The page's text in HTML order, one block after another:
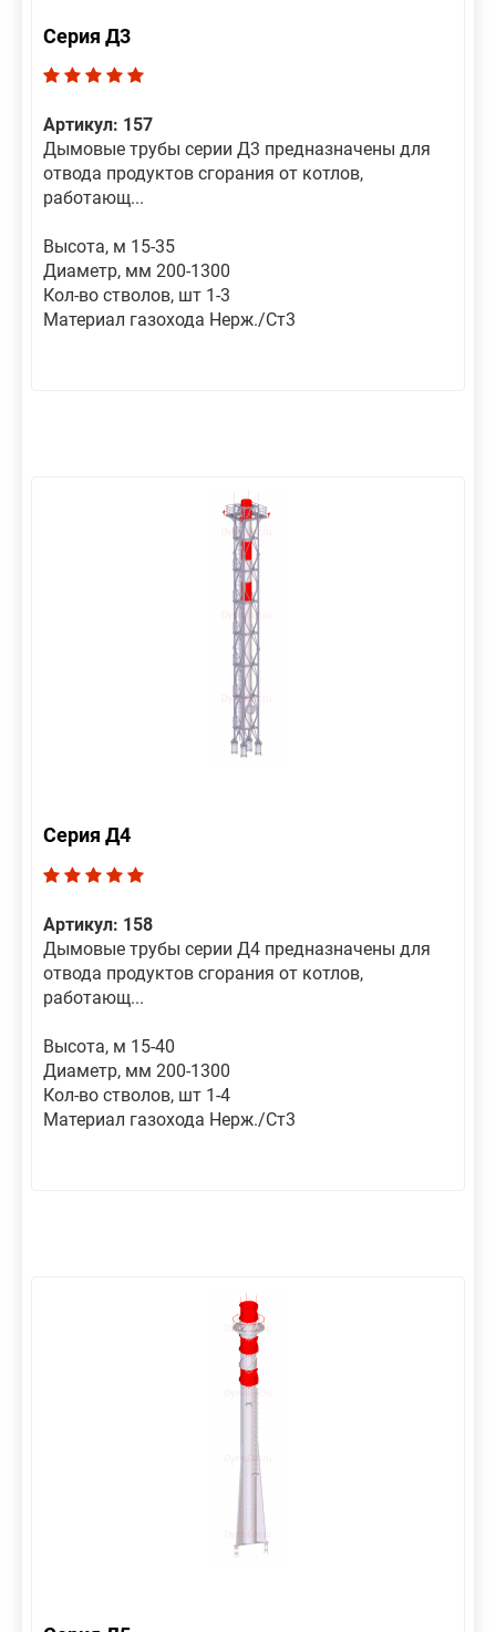
Серия Д3
Артикул: 157
Дымовые трубы серии Д3 предназначены для
отвода продуктов сгорания от котлов,
работающ...
Высота, м 15-35
Диаметр, мм 200-1300
Кол-во стволов, шт 1-3
Материал газохода Нерж./Ст3
Серия Д4
Артикул: 158
Дымовые трубы серии Д4 предназначены для
отвода продуктов сгорания от котлов,
работающ...
Высота, м 15-40
Диаметр, мм 200-1300
Кол-во стволов, шт 1-4
Материал газохода Нерж./Ст3